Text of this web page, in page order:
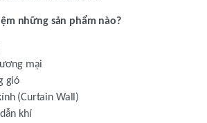
những sản phẩm nào?
mại
gió
(Curtain Wall)
khí